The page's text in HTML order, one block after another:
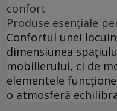
confort
Produse esențiale
Confortul unei
dimensiunea
mobilierului, ci de
elementele
o atmosferă